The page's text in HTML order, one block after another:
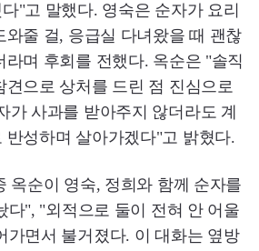
"고 말했다. 영숙은 순자가 요리
와줄 걸, 응급실 다녀왔을 때 괜찮
라며 후회를 전했다. 옥순은 "솔직
견으로 상처를 드린 점 진심으로
가 사과를 받아주지 않더라도 계
반성하며 살아가겠다"고 밝혔다.
옥순이 영숙, 정희와 함께 순자를
다", "외적으로 둘이 전혀 안 어울
가면서 불거졌다. 이 대화는 옆방